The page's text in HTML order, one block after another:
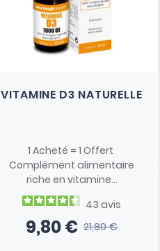
VITAMINE D3 NATURELLE
1 Acheté = 1 Offert
Complément alimentaire
riche en vitamine...
43 avis
Prix
9,80 €Prix de base
21,80 €